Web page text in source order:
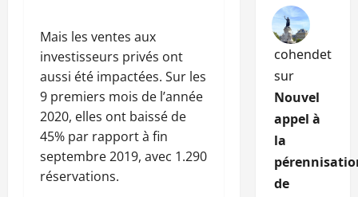
Mais les ventes aux
investisseurs privés ont
aussi été impactées. Sur les
9 premiers mois de l’année
2020, elles ont baissé de
45% par rapport à fin
septembre 2019, avec 1.290
réservations.
cohendet
sur
Nouvel
appel à
la
de